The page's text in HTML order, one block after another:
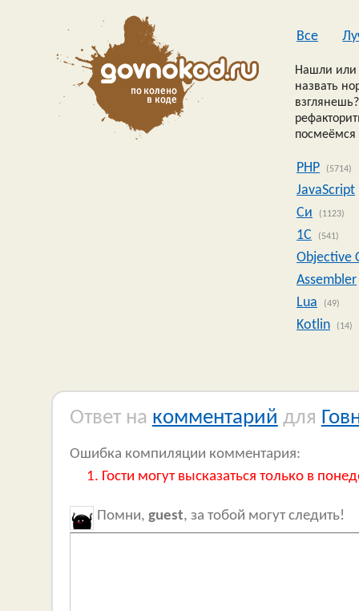
Все
Нашли или
назвать
посмеёмся
PHP (5714)
JavaScript
Си
(1123)
1C (541)
Objective
Assembler
Lua
(49)
Kotlin (14)
Ответ на комментарий для
Ошибка компиляции комментария:
Гости могут высказаться только в
Помни, guest, за тобой могут следить!